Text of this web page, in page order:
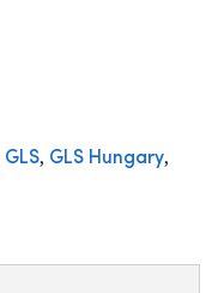
GLS, GLS Hungary,